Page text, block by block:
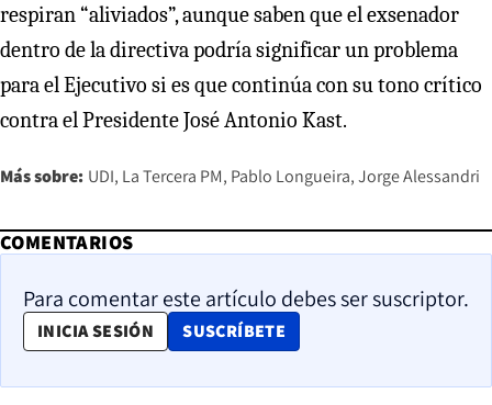
respiran “aliviados”, aunque saben que el exsenador
dentro de la directiva podría significar un problema
para el Ejecutivo si es que continúa con su tono crítico
contra el Presidente José Antonio Kast.
Más sobre: UDI La Tercera PM Pablo Longueira Jorge Alessandri
COMENTARIOS
Para comentar este artículo debes ser suscriptor.
INICIA SESIÓN SUSCRÍBETE
OPENS IN NEW WINDOW